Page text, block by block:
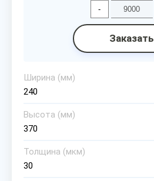
-
Заказать
Ширина (мм)
240
Высота (мм)
370
Толщина (мкм)
30